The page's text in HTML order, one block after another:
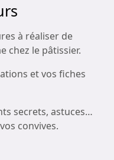
à réaliser de
chez le pâtissier.
et vos fiches
secrets, astuces…
convives.